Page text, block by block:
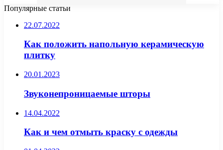
Популярные статьи
22.07.2022
Как положить напольную керамическую
плитку
20.01.2023
Звуконепроницаемые шторы
14.04.2022
Как и чем отмыть краску с одежды